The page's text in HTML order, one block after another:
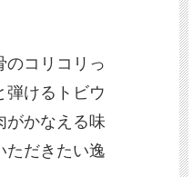
のコリコリっ
弾けるトビウ
がかなえる味
ただきたい逸